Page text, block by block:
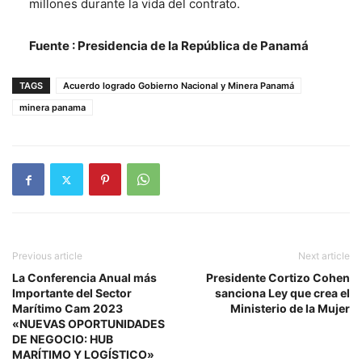
millones durante la vida del contrato.
Fuente : Presidencia de la República de Panamá
TAGS
Acuerdo logrado Gobierno Nacional y Minera Panamá
minera panama
Previous article
La Conferencia Anual más
Importante del Sector
Marítimo Cam 2023
«NUEVAS OPORTUNIDADES
DE NEGOCIO: HUB
MARÍTIMO Y LOGÍSTICO»
Next article
Presidente Cortizo Cohen
sanciona Ley que crea el
Ministerio de la Mujer